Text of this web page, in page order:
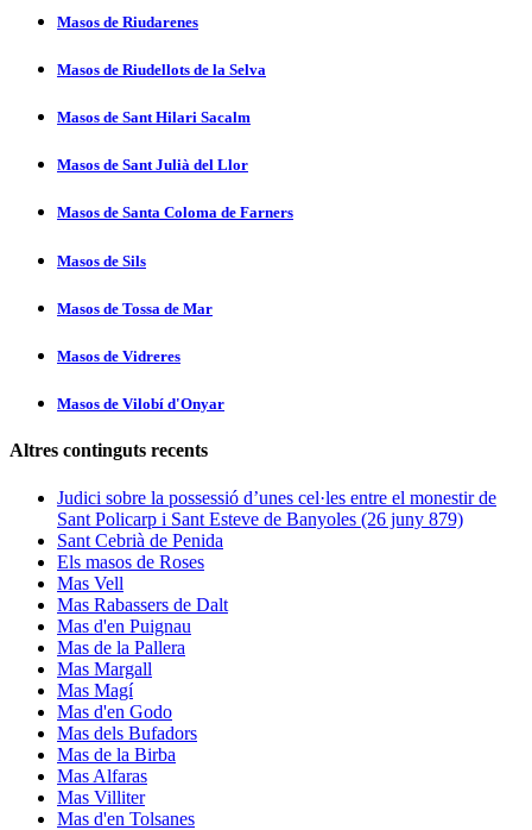
Masos de Riudarenes
Masos de Riudellots de la Selva
Masos de Sant Hilari Sacalm
Masos de Sant Julià del Llor
Masos de Santa Coloma de Farners
Masos de Sils
Masos de Tossa de Mar
Masos de Vidreres
Masos de Vilobí d'Onyar
Altres continguts recents
Judici sobre la possessió d’unes cel·les entre el monestir de
Sant Policarp i Sant Esteve de Banyoles (26 juny 879)
Sant Cebrià de Penida
Els masos de Roses
Mas Vell
Mas Rabassers de Dalt
Mas d'en Puignau
Mas de la Pallera
Mas Margall
Mas Magí
Mas d'en Godo
Mas dels Bufadors
Mas de la Birba
Mas Alfaras
Mas Villiter
Mas d'en Tolsanes